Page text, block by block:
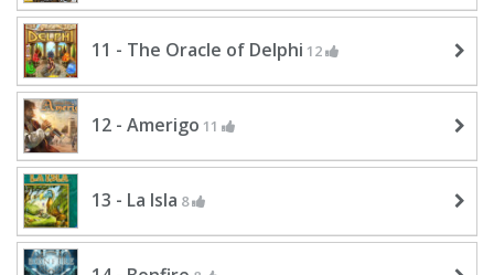
11 - The Oracle of Delphi 12
12 - Amerigo 11
13 - La Isla 8